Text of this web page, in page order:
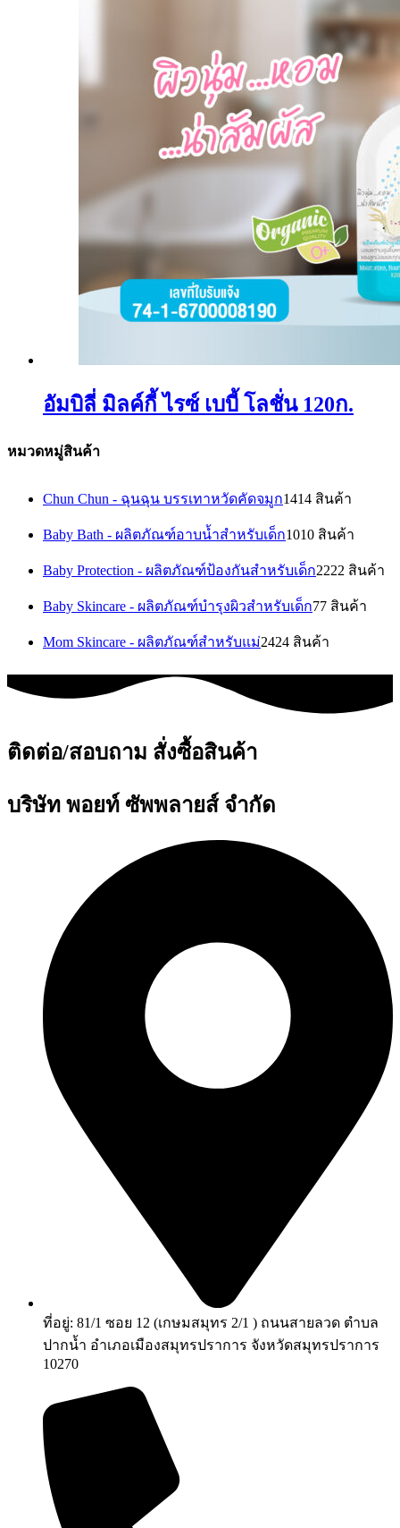
อัมบิลี่ มิลค์กี้ ไรซ์ เบบี้ โลชั่น 120ก.
หมวดหมู่สินค้า
Chun Chun - ฉุนฉุน บรรเทาหวัดคัดจมูก1414 สินค้า
Baby Bath - ผลิตภัณฑ์อาบน้ำสำหรับเด็ก1010 สินค้า
Baby Protection - ผลิตภัณฑ์ป้องกันสำหรับเด็ก2222 สินค้า
Baby Skincare - ผลิตภัณฑ์บำรุงผิวสำหรับเด็ก77 สินค้า
Mom Skincare - ผลิตภัณฑ์สำหรับแม่2424 สินค้า
ติดต่อ/สอบถาม สั่งซื้อสินค้า
บริษัท พอยท์ ซัพพลายส์ จำกัด
ที่อยู่: 81/1 ซอย 12 (เกษมสมุทร 2/1 ) ถนนสายลวด ตำบล
ปากน้ำ อำเภอเมืองสมุทรปราการ จังหวัดสมุทรปราการ
10270